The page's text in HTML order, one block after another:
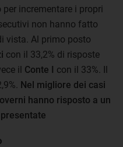
incrementare i propri
non hanno fatto
vista. Al primo posto
con il 33,2% di risposte
il Conte I con il 33%. Il
Nel migliore dei casi
hanno risposto a un